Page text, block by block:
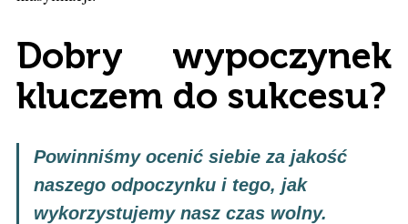
Dobry wypoczynek
kluczem do sukcesu?
Powinniśmy ocenić siebie za jakość
naszego odpoczynku i tego, jak
wykorzystujemy nasz czas wolny.